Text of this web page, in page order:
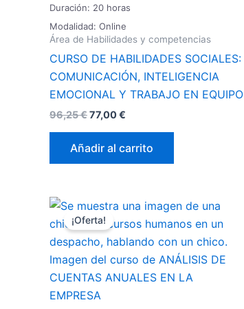
Duración: 20 horas
Modalidad: Online
Área de Habilidades y competencias
CURSO DE HABILIDADES SOCIALES:
COMUNICACIÓN, INTELIGENCIA
EMOCIONAL Y TRABAJO EN EQUIPO
96,25€77,00€
Añadir al carrito
¡Oferta!
El
precio
original
era:
96,25 €.
El
precio
actual
es: